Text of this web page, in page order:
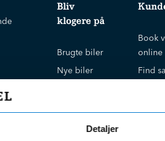
Detaljer
Bliv
klogere på
Brugte biler
Nye biler
Book
online
Find